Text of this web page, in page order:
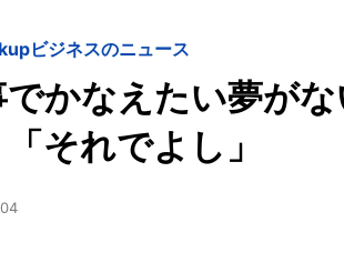
ビジネスのニュース
でかなえたい夢が
それでよし」